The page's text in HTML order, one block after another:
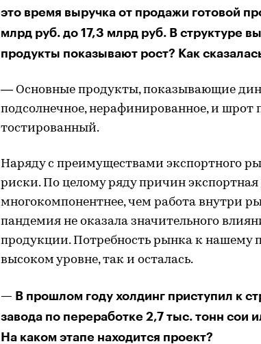
это время выручка от продажи готовой
млрд руб. до 17,3 млрд руб. В структуре
продукты показывают рост? Как
— Основные продукты, показывающие
подсолнечное, нерафинированное, и шрот
тостированный.
Наряду с преимуществами экспортного
риски. По целому ряду причин
многокомпонентнее, чем работа внутри
пандемия не оказала значительного
продукции. Потребность рынка к нашему
высоком уровне, так и осталась.
— В прошлом году холдинг приступил к
завода по переработке 2,7 тыс. тонн сои
На каком этапе находится проект?